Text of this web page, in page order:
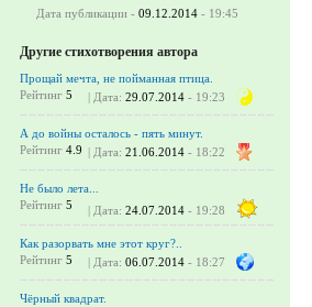
Дата публикации - 09.12.2014 - 19:45
Другие стихотворения автора
Прощай мечта, не пойманная птица.
Рейтинг 5 | Дата: 29.07.2014 - 19:23
А до войны осталось - пять минут.
Рейтинг 4.9 | Дата: 21.06.2014 - 18:22
Не было лета...
Рейтинг 5 | Дата: 24.07.2014 - 19:28
Как разорвать мне этот круг?..
Рейтинг 5 | Дата: 06.07.2014 - 18:27
Чёрный квадрат.